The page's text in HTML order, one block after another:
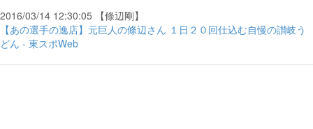
2016/03/14 12:30:05 【條辺剛】
【あの選手の逸店】元巨人の條辺さん １日２０回仕込む自慢の讃岐う
どん - 東スポWeb